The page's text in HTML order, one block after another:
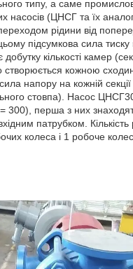
типу, а саме
насосів (ЦНСГ та їх
рідини від
підсумкова сила тиску
кількості камер
кожною
напору на кожній
стовпа). Насос
300), перша з них
патрубком. Кількість
колеса і 1 робоче